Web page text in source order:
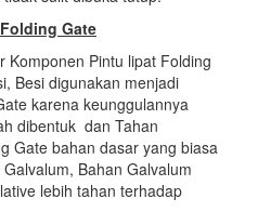
Gate
Komponen Pintu lipat Folding
Besi digunakan menjadi
karena keunggulannya
dibentuk dan Tahan
Gate bahan dasar yang biasa
Bahan Galvalum
lebih tahan terhadap